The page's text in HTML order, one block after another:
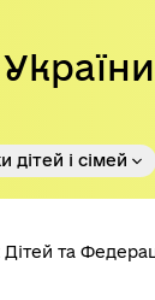
дітей і сімей
та